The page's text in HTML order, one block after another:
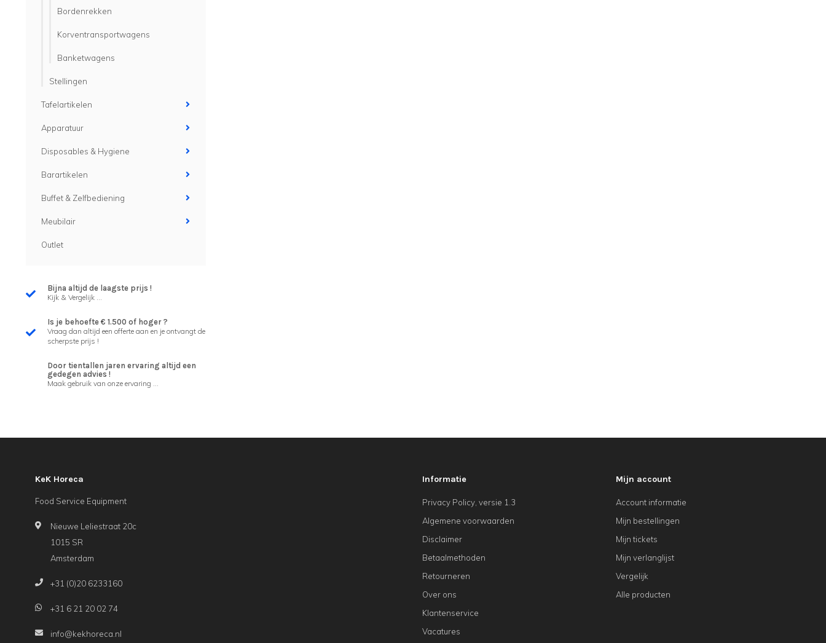
Bordenrekken
Korventransportwagens
Banketwagens
Stellingen
Tafelartikelen
Apparatuur
Disposables & Hygiene
Barartikelen
Buffet & Zelfbediening
Meubilair
Outlet
Bijna altijd de laagste prijs !
Kijk & Vergelijk ...
Is je behoefte € 1.500 of hoger ?
Vraag dan altijd een offerte aan en je ontvangt de
scherpste prijs !
Door tientallen jaren ervaring altijd een
gedegen advies !
Maak gebruik van onze ervaring ...
KeK Horeca
Food Service Equipment
Nieuwe Leliestraat 20c
1015 SR
Amsterdam
+31 (0)20 6233160
+31 6 21 20 02 74
info@kekhoreca.nl
Informatie
Privacy Policy, versie 1.3
Algemene voorwaarden
Disclaimer
Betaalmethoden
Retourneren
Over ons
Klantenservice
Vacatures
Mijn account
Account informatie
Mijn bestellingen
Mijn tickets
Mijn verlanglijst
Vergelijk
Alle producten